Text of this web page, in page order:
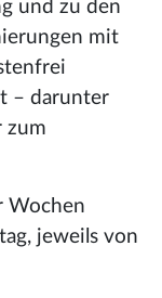
und zu den
mit
– darunter
zum
Wochen
jeweils von